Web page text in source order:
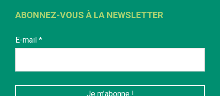
ABONNEZ-VOUS À LA NEWSLETTER
E-mail *